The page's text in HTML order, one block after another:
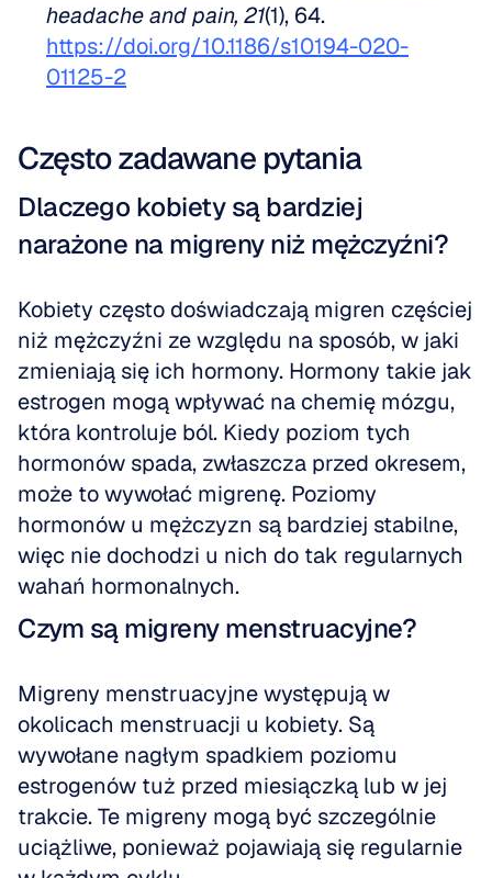
headache and pain, 21
https://doi.org/10.1186/s10194-020-
01125-2
Często zadawane pytania
Dlaczego kobiety są bardziej
narażone na migreny niż mężczyźni?
Kobiety często doświadczają migren częściej
niż mężczyźni ze względu na sposób, w jaki
zmieniają się ich hormony. Hormony takie jak
estrogen mogą wpływać na chemię mózgu,
która kontroluje ból. Kiedy poziom tych
hormonów spada, zwłaszcza przed okresem,
może to wywołać migrenę. Poziomy
hormonów u mężczyzn są bardziej stabilne,
więc nie dochodzi u nich do tak regularnych
wahań hormonalnych.
Czym są migreny menstruacyjne?
Migreny menstruacyjne występują w
okolicach menstruacji u kobiety. Są
wywołane nagłym spadkiem poziomu
estrogenów tuż przed miesiączką lub w jej
trakcie. Te migreny mogą być szczególnie
uciążliwe, ponieważ pojawiają się regularnie